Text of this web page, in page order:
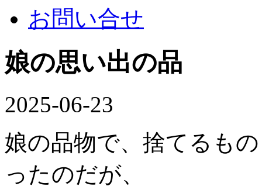
お問い合せ
娘の思い出の品
2025-06-23
娘の品物で、捨てるも
ったのだが、